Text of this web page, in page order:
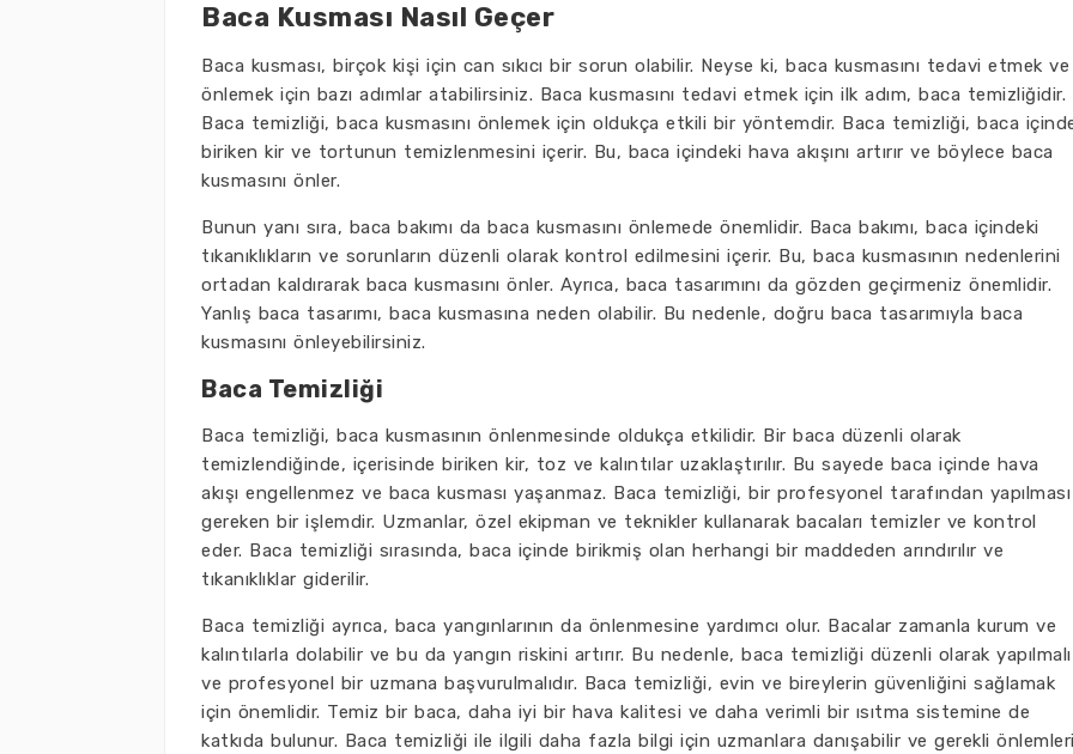
Baca Kusması Nasıl Geçer
Baca kusması, birçok kişi için can sıkıcı bir sorun olabilir. Neyse ki, baca kusmasını tedavi etmek ve
önlemek için bazı adımlar atabilirsiniz. Baca kusmasını tedavi etmek için ilk adım, baca temizliğidir.
Baca temizliği, baca kusmasını önlemek için oldukça etkili bir yöntemdir. Baca temizliği, baca
biriken kir ve tortunun temizlenmesini içerir. Bu, baca içindeki hava akışını artırır ve böylece baca
kusmasını önler.
Bunun yanı sıra, baca bakımı da baca kusmasını önlemede önemlidir. Baca bakımı, baca içindeki
tıkanıklıkların ve sorunların düzenli olarak kontrol edilmesini içerir. Bu, baca kusmasının nedenlerini
ortadan kaldırarak baca kusmasını önler. Ayrıca, baca tasarımını da gözden geçirmeniz önemlidir.
Yanlış baca tasarımı, baca kusmasına neden olabilir. Bu nedenle, doğru baca tasarımıyla baca
kusmasını önleyebilirsiniz.
Baca Temizliği
Baca temizliği, baca kusmasının önlenmesinde oldukça etkilidir. Bir baca düzenli olarak
temizlendiğinde, içerisinde biriken kir, toz ve kalıntılar uzaklaştırılır. Bu sayede baca içinde hava
akışı engellenmez ve baca kusması yaşanmaz. Baca temizliği, bir profesyonel tarafından yapılması
gereken bir işlemdir. Uzmanlar, özel ekipman ve teknikler kullanarak bacaları temizler ve kontrol
eder. Baca temizliği sırasında, baca içinde birikmiş olan herhangi bir maddeden arındırılır ve
tıkanıklıklar giderilir.
Baca temizliği ayrıca, baca yangınlarının da önlenmesine yardımcı olur. Bacalar zamanla kurum ve
kalıntılarla dolabilir ve bu da yangın riskini artırır. Bu nedenle, baca temizliği düzenli olarak yapılmalı
ve profesyonel bir uzmana başvurulmalıdır. Baca temizliği, evin ve bireylerin güvenliğini sağlamak
için önemlidir. Temiz bir baca, daha iyi bir hava kalitesi ve daha verimli bir ısıtma sistemine de
katkıda bulunur. Baca temizliği ile ilgili daha fazla bilgi için uzmanlara danışabilir ve gerekli